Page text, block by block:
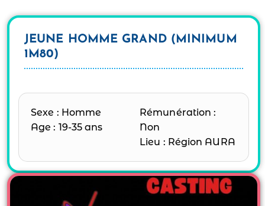
JEUNE HOMME GRAND (MINIMUM
1M80)
Sexe : Homme
Age : 19-35 ans
Rémunération :
Non
Lieu : Région AURA